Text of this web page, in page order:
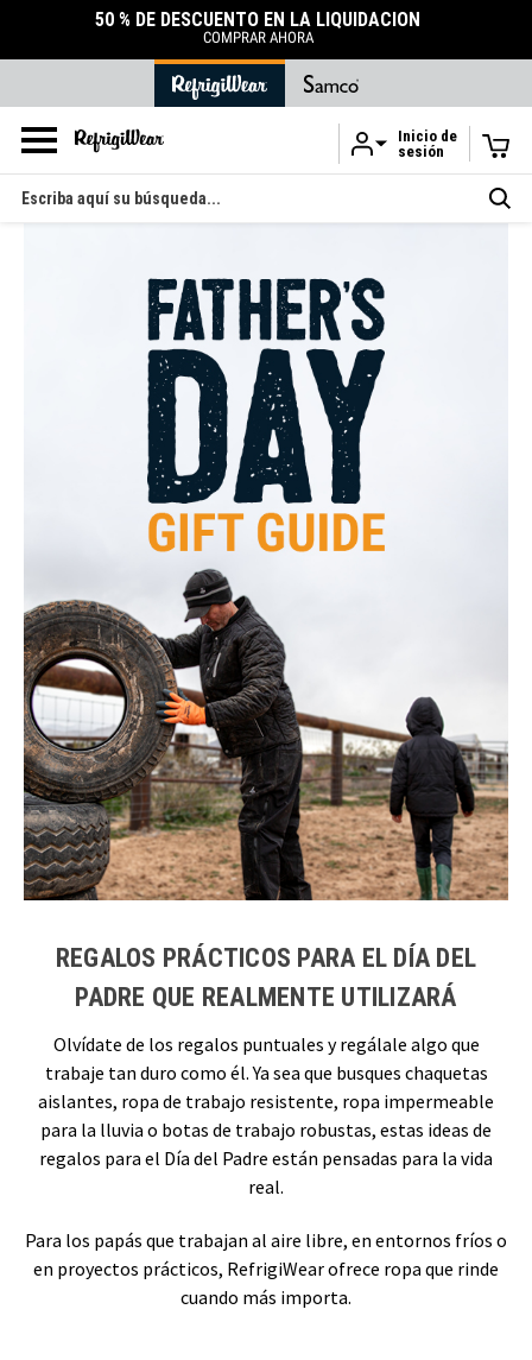
Ir al contenido principal
ACCESORIOS
DURABLES
Inicio de
sesión
Buscar
en
REGALOS PRÁCTICOS PARA EL DÍA DEL
PADRE QUE REALMENTE UTILIZARÁ
Olvídate de los regalos puntuales y regálale algo que
trabaje tan duro como él. Ya sea que busques chaquetas
aislantes, ropa de trabajo resistente, ropa impermeable
para la lluvia o botas de trabajo robustas, estas ideas de
regalos para el Día del Padre están pensadas para la vida
real.
Para los papás que trabajan al aire libre, en entornos fríos o
en proyectos prácticos, RefrigiWear ofrece ropa que rinde
cuando más importa.